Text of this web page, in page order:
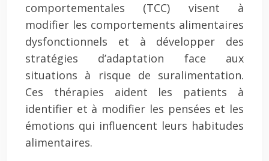
comportementales (TCC) visent à
modifier les comportements alimentaires
dysfonctionnels et à développer des
stratégies d’adaptation face aux
situations à risque de suralimentation.
Ces thérapies aident les patients à
identifier et à modifier les pensées et les
émotions qui influencent leurs habitudes
alimentaires.